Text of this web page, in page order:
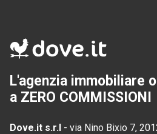
L'agenzia immobiliare
a ZERO COMMISSIONI
Dove.it s.r.l - via Nino Bixio 7,